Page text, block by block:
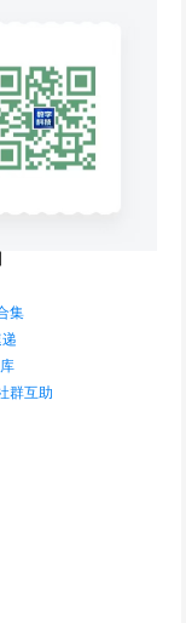
集
群互助